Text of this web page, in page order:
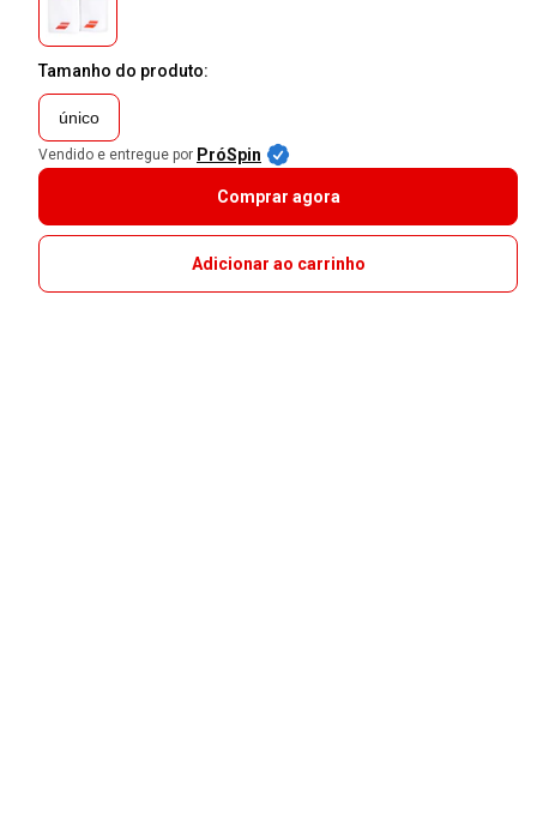
Tamanho do produto:
único
Vendido e entregue por PróSpin
Comprar agora
Adicionar ao carrinho